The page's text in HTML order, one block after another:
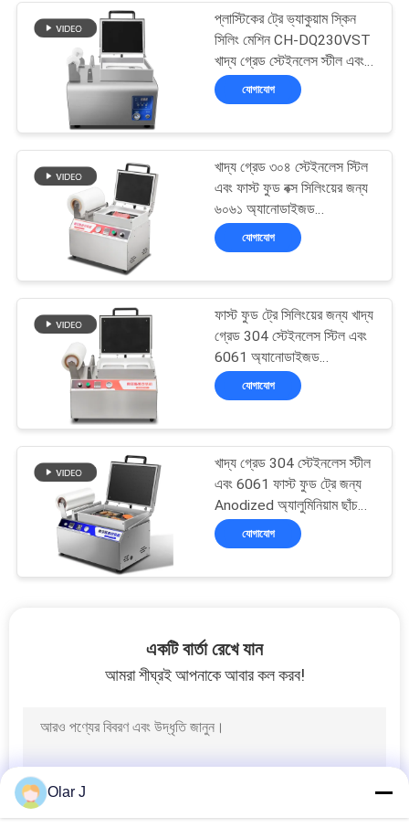
প্লাস্টিকের ট্রে ভ্যাকুয়াম স্কিন
সিলিং মেশিন CH-DQ230VST
খাদ্য গ্রেড স্টেইনলেস স্টীল এবং
6061 ফাস্ট ফুড প্যাকেজিং জন্য
Anodized অ্যালুমিনিয়াম ছাঁচ
যোগাযোগ
খাদ্য গ্রেড ৩০৪ স্টেইনলেস স্টিল
এবং ফাস্ট ফুড বক্স সিলিংয়ের জন্য
৬০৬১ অ্যানোডাইজড
অ্যালুমিনিয়াম ছাঁচ সহ ভ্যাকুয়াম
স্কিন সিলিং মেশিন DQ240VST
যোগাযোগ
ফাস্ট ফুড ট্রে সিলিংয়ের জন্য খাদ্য
গ্রেড 304 স্টেইনলেস স্টিল এবং
6061 অ্যানোডাইজড
অ্যালুমিনিয়াম ছাঁচ সহ হ্যান্ড
প্রেসড ভ্যাকুয়াম স্কিন সিলিং
যোগাযোগ
খাদ্য গ্রেড 304 স্টেইনলেস স্টীল
এবং 6061 ফাস্ট ফুড ট্রে জন্য
Anodized অ্যালুমিনিয়াম ছাঁচ
সঙ্গে হাত চাপানো ভ্যাকুয়াম ত্বক
সীল মেশিন DQ320VST
যোগাযোগ
একটি বার্তা রেখে যান
আমরা শীঘ্রই আপনাকে আবার কল করব!
Olar J